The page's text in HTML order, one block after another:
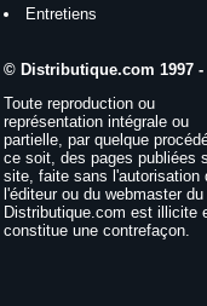
Entretiens
© Distributique.com 1997 -
Toute reproduction ou
représentation intégrale ou
partielle, par quelque
ce soit, des pages publiées
site, faite sans l'autorisation
l'éditeur ou du webmaster
Distributique.com est illicite
constitue une contrefaçon.